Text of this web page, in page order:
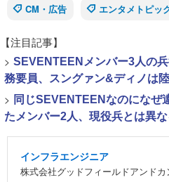
CM・広告
エンタメトピッ
【注目記事】
> SEVENTEENメンバー3人の
務要員、スングァン&ディノは
> 同じSEVENTEENなのになぜ
たメンバー2人、現役兵とは異
インフラエンジニア
株式会社グッドフィールドアンドカ